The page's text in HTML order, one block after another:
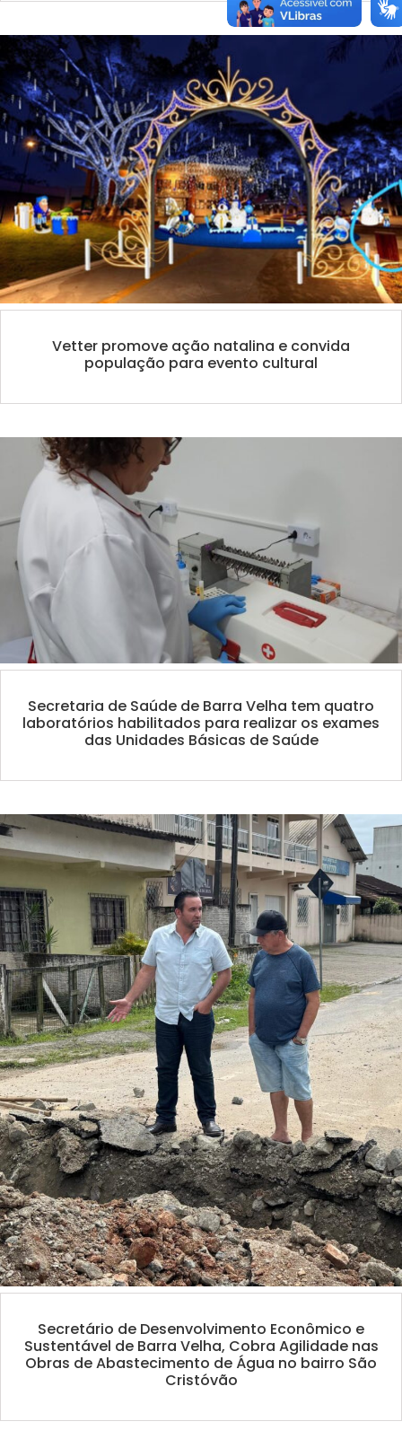
Vetter promove ação natalina e convida
população para evento cultural
Secretaria de Saúde de Barra Velha tem quatro
laboratórios habilitados para realizar os exames
das Unidades Básicas de Saúde
Secretário de Desenvolvimento Econômico e
Sustentável de Barra Velha, Cobra Agilidade nas
Obras de Abastecimento de Água no bairro São
Cristóvão